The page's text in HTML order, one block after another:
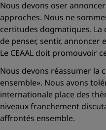
Nous devons oser
approches. Nous ne
certitudes dogmatiques. La
de penser, sentir,
Le CEAAL doit promouvoir
Nous devons réassumer la
ensemble». Nous avons
internationale place des
niveaux franchement
affrontés ensemble.